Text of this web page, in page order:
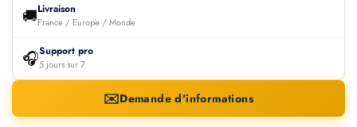
🚚Livraison
France / Europe / Monde
🎧Support pro
5 jours sur 7
✉️Demande d'informations